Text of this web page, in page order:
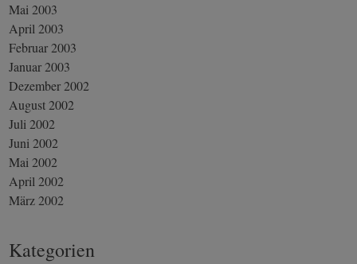
Mai 2003
April 2003
Februar 2003
Januar 2003
Dezember 2002
August 2002
Juli 2002
Juni 2002
Mai 2002
April 2002
März 2002
Kategorien